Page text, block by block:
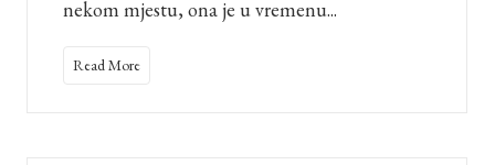
nekom mjestu, ona je u vremenu...
Read More